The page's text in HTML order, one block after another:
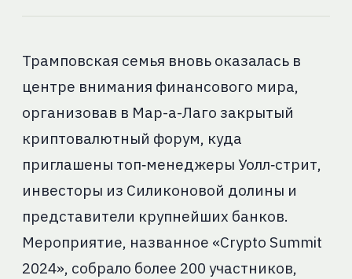
Трамповская семья вновь оказалась в
центре внимания финансового мира,
организовав в Мар-а-Лаго закрытый
криптовалютный форум, куда
приглашены топ‑менеджеры Уолл‑стрит,
инвесторы из Силиконовой долины и
представители крупнейших банков.
Мероприятие, названное «Crypto Summit
2024», собрало более 200 участников,